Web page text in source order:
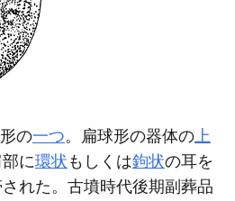
の一つ。扁球形の器体の 上
に環状 もしくは鉤状の耳を
れた。古墳時代後期副葬品